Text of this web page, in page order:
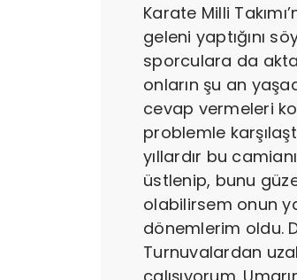
Karate Milli
geleni yaptığını
sporculara da
onların şu an
cevap vermeleri
problemle
yıllardır bu
üstlenip, bunu
olabilirsem onun
dönemlerim oldu.
Turnuvalardan
çalışıyorum.